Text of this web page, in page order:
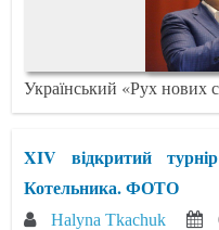
Український «Рух нових
XIV відкритий
Котельника. ФОТО
Halyna Tkachuk